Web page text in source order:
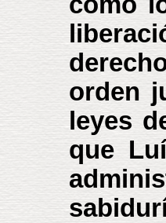
orden
leyes
que